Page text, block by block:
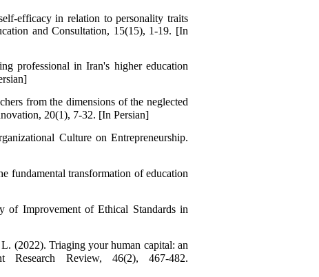
efficacy in relation to personality traits
and Consultation, 15(15), 1-19. [In
professional in Iran's higher education
from the dimensions of the neglected
20(1), 7-32. [In Persian]
Culture on Entrepreneurship.
fundamental transformation of education
Improvement of Ethical Standards in
(2022). Triaging your human capital: an
Research Review, 46(2), 467-482.